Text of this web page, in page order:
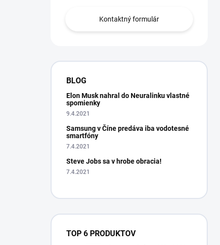
Kontaktný formulár
BLOG
Elon Musk nahral do Neuralinku vlastné
spomienky
9.4.2021
Samsung v Číne predáva iba vodotesné
smartfóny
7.4.2021
Steve Jobs sa v hrobe obracia!
7.4.2021
TOP 6 PRODUKTOV